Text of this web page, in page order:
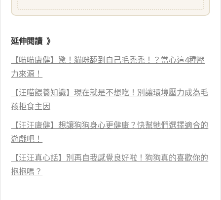
延伸閱讀 》
【喵喵康健】驚！貓咪舔到自己毛禿禿！？當心這4種壓
力來源！
【汪喵餵養知識】現在就是不想吃！別讓環境壓力成為毛
孩拒食主因
【汪汪康健】想讓狗狗身心更健康？快幫牠們選擇適合的
遊戲吧！
【汪汪真心話】別再自我感覺良好啦！狗狗真的喜歡你的
抱抱嗎？